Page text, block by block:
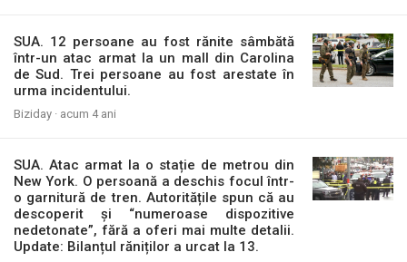
SUA. 12 persoane au fost rănite sâmbătă
într-un atac armat la un mall din Carolina
de Sud. Trei persoane au fost arestate în
urma incidentului.
Biziday · acum 4 ani
SUA. Atac armat la o stație de metrou din
New York. O persoană a deschis focul într-
o garnitură de tren. Autoritățile spun că au
descoperit și “numeroase dispozitive
nedetonate”, fără a oferi mai multe detalii.
Update: Bilanțul răniților a urcat la 13.